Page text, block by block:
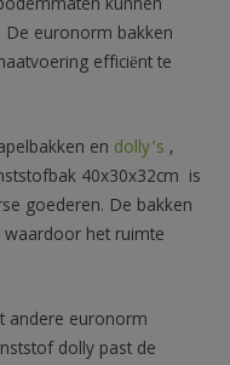
kunnen
euronorm bakken
efficiënt te
en dolly’s ,
40x30x32cm is
goederen. De bakken
het ruimte
andere euronorm
dolly past de